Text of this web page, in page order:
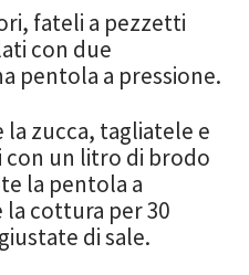
fateli a pezzetti
con due
pentola a pressione.
la zucca, tagliatele e
con un litro di brodo
la pentola a
cottura per 30
di sale.